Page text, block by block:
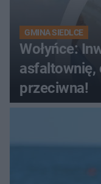
GMINA SIEDLCE
Wołyńce:
asfaltownię,
przeciwna!